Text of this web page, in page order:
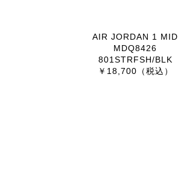
AIR JORDAN 1 MID
MDQ8426
801STRFSH/BLK
￥18,700（税込）